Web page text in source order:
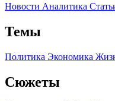
Новости Аналитика
Темы
Политика Экономика
Сюжеты